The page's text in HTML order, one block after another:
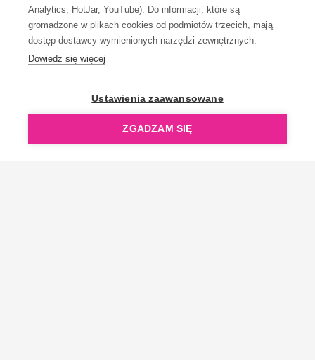
Analytics, HotJar, YouTube). Do informacji, które są
gromadzone w plikach cookies od podmiotów trzecich, mają
dostęp dostawcy wymienionych narzędzi zewnętrznych.
Dowiedz się więcej
Ustawienia zaawansowane
ZGADZAM SIĘ
OpenGift jest częścią ReflectGroup.